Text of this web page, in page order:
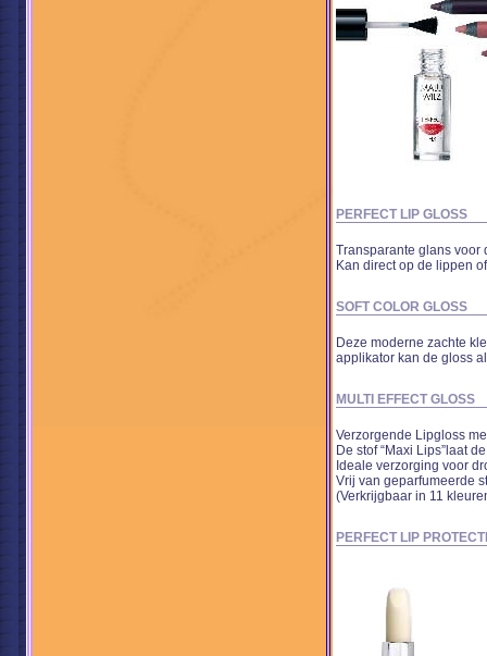
PERFECT LIP GLOSS
Transparante glans voor
Kan direct op de lippen
SOFT COLOR GLOSS
Deze moderne zachte
applikator kan de gloss
MULTI EFFECT GLOSS
Verzorgende Lipgloss
De stof “Maxi Lips”laat
Ideale verzorging voor
Vrij van geparfumeerde
(Verkrijgbaar in 11
PERFECT LIP